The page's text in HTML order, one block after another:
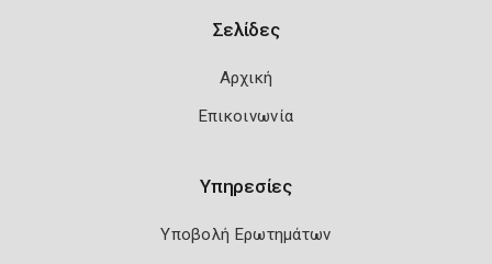
Σελίδες
Αρχική
Επικοινωνία
Υπηρεσίες
Υποβολή Ερωτημάτων